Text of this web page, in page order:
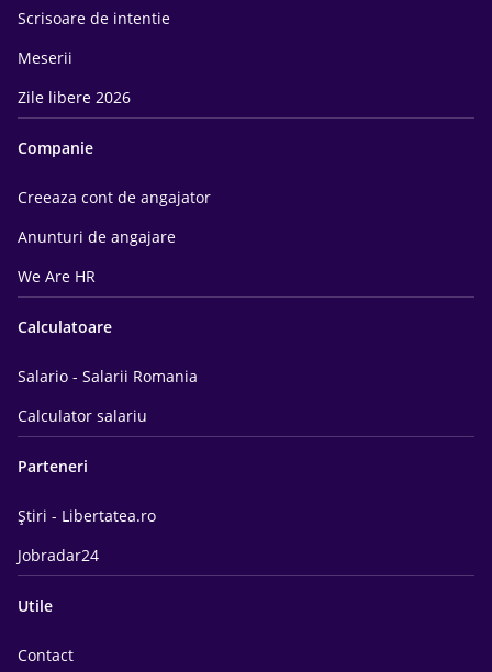
Scrisoare de intentie
Meserii
Zile libere 2026
Companie
Creeaza cont de angajator
Anunturi de angajare
We Are HR
Calculatoare
Salario - Salarii Romania
Calculator salariu
Parteneri
Știri - Libertatea.ro
Jobradar24
Utile
Contact